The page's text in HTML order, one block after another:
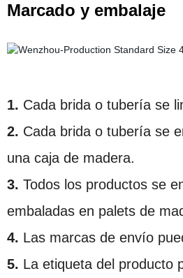
Marcado y embalaje
1. Cada brida o tubería se
2. Cada brida o tubería se
una caja de madera.
3. Todos los productos se
embaladas en palets de
4. Las marcas de envío
5. La etiqueta del producto